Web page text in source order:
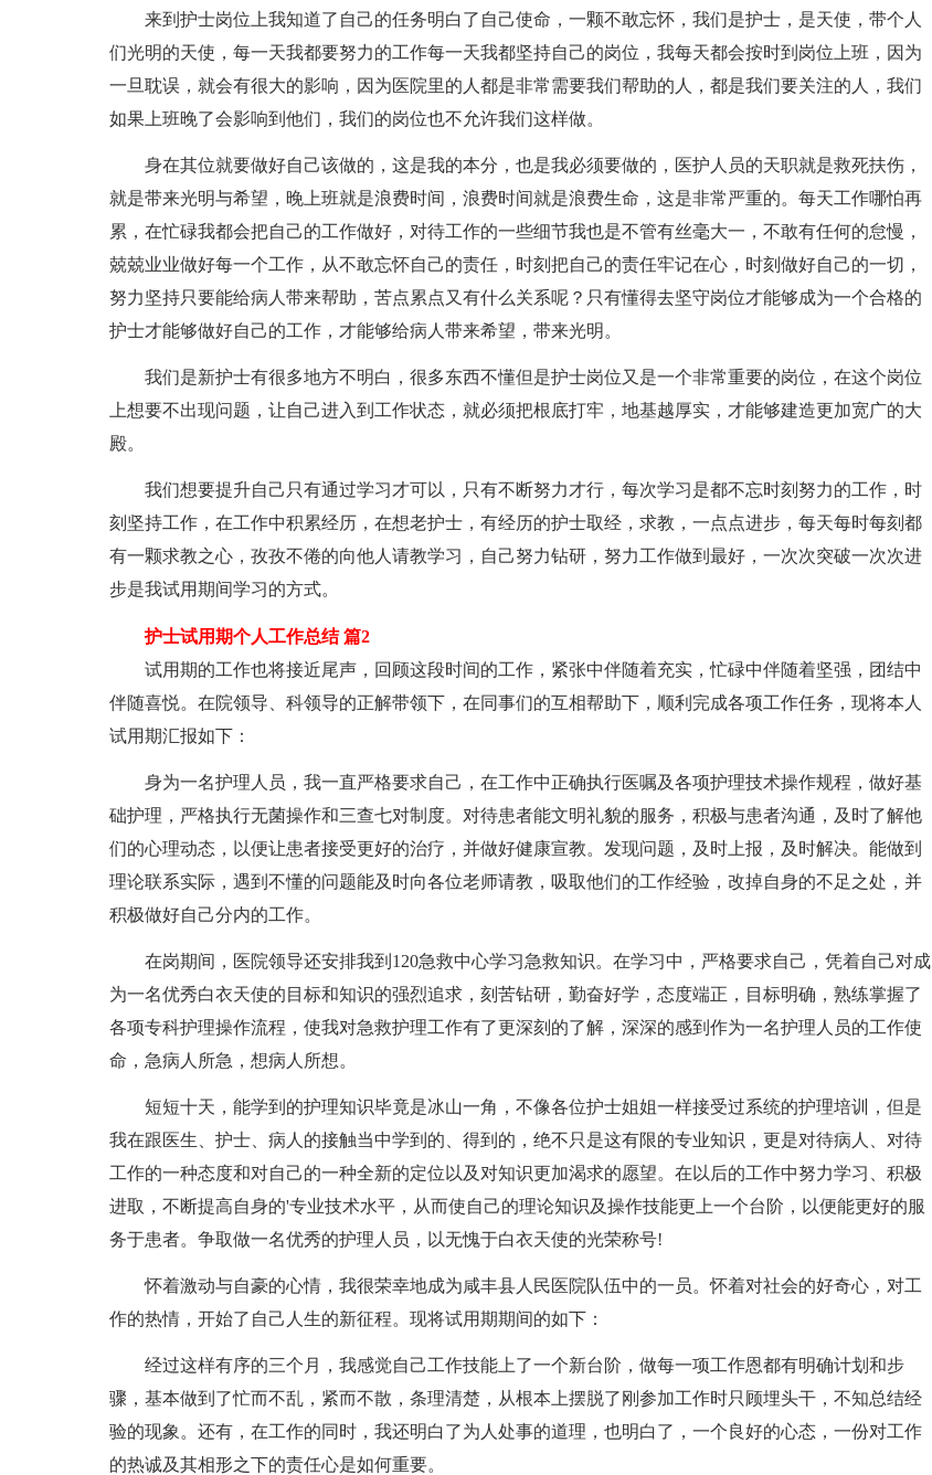
来到护士岗位上我知道了自己的任务明白了自己使命，一颗不敢忘怀，我们是护士，是天使，带个人
们光明的天使，每一天我都要努力的工作每一天我都坚持自己的岗位，我每天都会按时到岗位上班，因为
一旦耽误，就会有很大的影响，因为医院里的人都是非常需要我们帮助的人，都是我们要关注的人，我们
如果上班晚了会影响到他们，我们的岗位也不允许我们这样做。
身在其位就要做好自己该做的，这是我的本分，也是我必须要做的，医护人员的天职就是救死扶伤，
就是带来光明与希望，晚上班就是浪费时间，浪费时间就是浪费生命，这是非常严重的。每天工作哪怕再
累，在忙碌我都会把自己的工作做好，对待工作的一些细节我也是不管有丝毫大一，不敢有任何的怠慢，
兢兢业业做好每一个工作，从不敢忘怀自己的责任，时刻把自己的责任牢记在心，时刻做好自己的一切，
努力坚持只要能给病人带来帮助，苦点累点又有什么关系呢？只有懂得去坚守岗位才能够成为一个合格的
护士才能够做好自己的工作，才能够给病人带来希望，带来光明。
我们是新护士有很多地方不明白，很多东西不懂但是护士岗位又是一个非常重要的岗位，在这个岗位
上想要不出现问题，让自己进入到工作状态，就必须把根底打牢，地基越厚实，才能够建造更加宽广的大
殿。
我们想要提升自己只有通过学习才可以，只有不断努力才行，每次学习是都不忘时刻努力的工作，时
刻坚持工作，在工作中积累经历，在想老护士，有经历的护士取经，求教，一点点进步，每天每时每刻都
有一颗求教之心，孜孜不倦的向他人请教学习，自己努力钻研，努力工作做到最好，一次次突破一次次进
步是我试用期间学习的方式。
护士试用期个人工作总结 篇2
试用期的工作也将接近尾声，回顾这段时间的工作，紧张中伴随着充实，忙碌中伴随着坚强，团结中
伴随喜悦。在院领导、科领导的正解带领下，在同事们的互相帮助下，顺利完成各项工作任务，现将本人
试用期汇报如下：
身为一名护理人员，我一直严格要求自己，在工作中正确执行医嘱及各项护理技术操作规程，做好基
础护理，严格执行无菌操作和三查七对制度。对待患者能文明礼貌的服务，积极与患者沟通，及时了解他
们的心理动态，以便让患者接受更好的治疗，并做好健康宣教。发现问题，及时上报，及时解决。能做到
理论联系实际，遇到不懂的问题能及时向各位老师请教，吸取他们的工作经验，改掉自身的不足之处，并
积极做好自己分内的工作。
在岗期间，医院领导还安排我到120急救中心学习急救知识。在学习中，严格要求自己，凭着自己对成
为一名优秀白衣天使的目标和知识的强烈追求，刻苦钻研，勤奋好学，态度端正，目标明确，熟练掌握了
各项专科护理操作流程，使我对急救护理工作有了更深刻的了解，深深的感到作为一名护理人员的工作使
命，急病人所急，想病人所想。
短短十天，能学到的护理知识毕竟是冰山一角，不像各位护士姐姐一样接受过系统的护理培训，但是
我在跟医生、护士、病人的接触当中学到的、得到的，绝不只是这有限的专业知识，更是对待病人、对待
工作的一种态度和对自己的一种全新的定位以及对知识更加渴求的愿望。在以后的工作中努力学习、积极
进取，不断提高自身的'专业技术水平，从而使自己的理论知识及操作技能更上一个台阶，以便能更好的服
务于患者。争取做一名优秀的护理人员，以无愧于白衣天使的光荣称号!
怀着激动与自豪的心情，我很荣幸地成为咸丰县人民医院队伍中的一员。怀着对社会的好奇心，对工
作的热情，开始了自己人生的新征程。现将试用期期间的如下：
经过这样有序的三个月，我感觉自己工作技能上了一个新台阶，做每一项工作恩都有明确计划和步
骤，基本做到了忙而不乱，紧而不散，条理清楚，从根本上摆脱了刚参加工作时只顾埋头干，不知总结经
验的现象。还有，在工作的同时，我还明白了为人处事的道理，也明白了，一个良好的心态，一份对工作
的热诚及其相形之下的责任心是如何重要。